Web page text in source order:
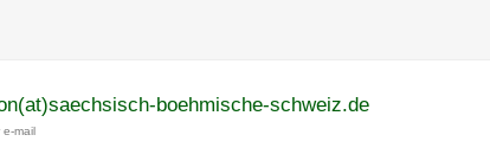
boehmische-schweiz.de
mail